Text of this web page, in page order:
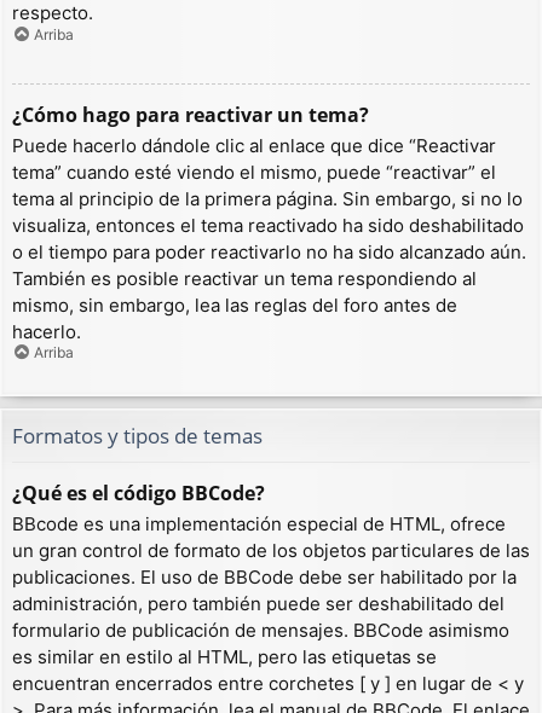
respecto.
Arriba
¿Cómo hago para reactivar un tema?
Puede hacerlo dándole clic al enlace que dice “Reactivar
tema” cuando esté viendo el mismo, puede “reactivar” el
tema al principio de la primera página. Sin embargo, si no lo
visualiza, entonces el tema reactivado ha sido deshabilitado
o el tiempo para poder reactivarlo no ha sido alcanzado aún.
También es posible reactivar un tema respondiendo al
mismo, sin embargo, lea las reglas del foro antes de
hacerlo.
Arriba
Formatos y tipos de temas
¿Qué es el código BBCode?
BBcode es una implementación especial de HTML, ofrece
un gran control de formato de los objetos particulares de las
publicaciones. El uso de BBCode debe ser habilitado por la
administración, pero también puede ser deshabilitado del
formulario de publicación de mensajes. BBCode asimismo
es similar en estilo al HTML, pero las etiquetas se
encuentran encerrados entre corchetes [ y ] en lugar de < y